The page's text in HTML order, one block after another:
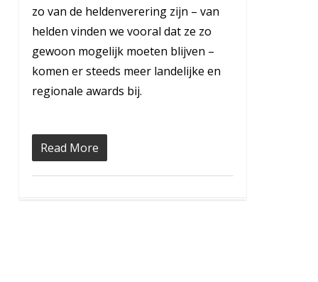
zo van de heldenverering zijn – van
helden vinden we vooral dat ze zo
gewoon mogelijk moeten blijven –
komen er steeds meer landelijke en
regionale awards bij.
Read More